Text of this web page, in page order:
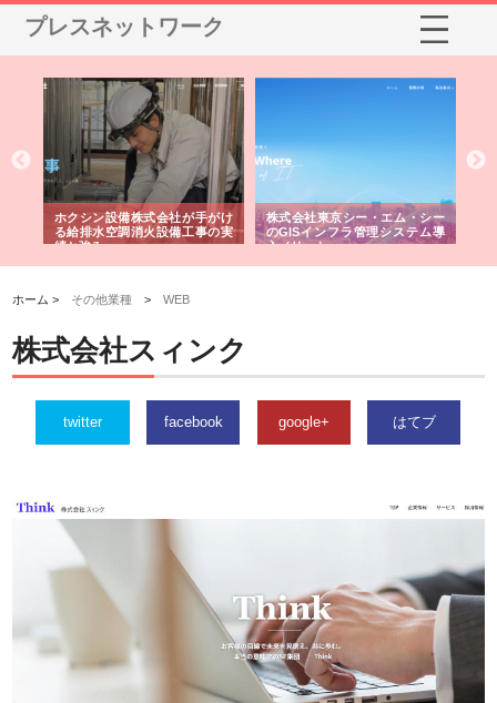
プレスネットワーク
ホクシン設備株式会社が手がけ
る給排水空調消火設備工事の実
績と強み
株式会社東京シー・エム・シー
のGISインフラ管理システム導
入メリット
ホーム > その他業種 >WEB
株式会社スィンク
twitter facebook google+ はてブ